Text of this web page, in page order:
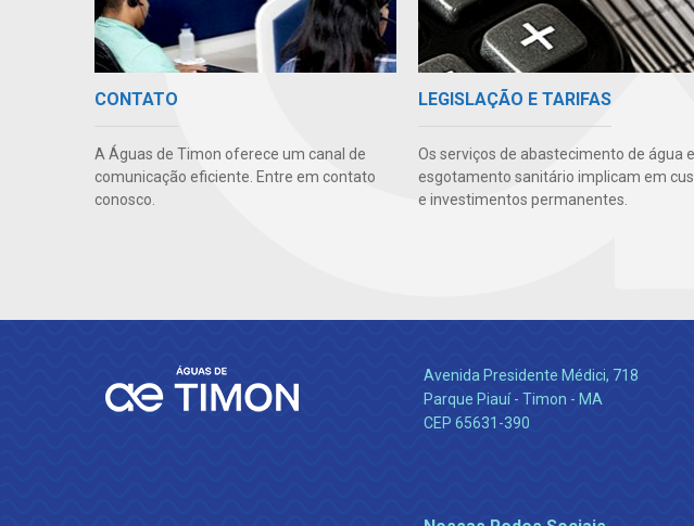
CONTATO
A Águas de Timon oferece um canal de
comunicação eficiente. Entre em contato
conosco.
LEGISLAÇÃO E TARIFAS
Os serviços de abastecimento de água e
esgotamento sanitário implicam em
e investimentos permanentes.
Avenida Presidente Médici, 718
Parque Piauí - Timon - MA
CEP 65631-390